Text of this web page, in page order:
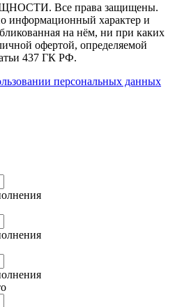
Все права защищены.
информационный характер и
на нём, ни при каких
офертой, определяемой
437 ГК РФ.
персональных данных